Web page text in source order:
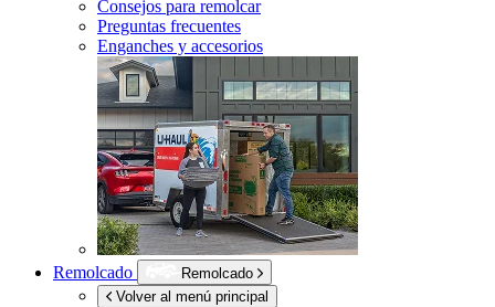
Consejos para remolcar
Preguntas frecuentes
Enganches y accesorios
Remolcado
Remolcado
Volver al menú principal